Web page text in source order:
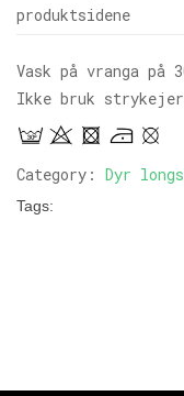
produktsidene
Vask på vranga på
Ikke bruk
Category: Dyr
Tags: